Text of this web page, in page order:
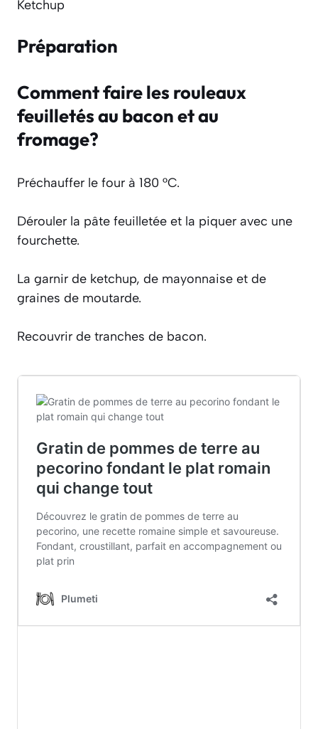
Ketchup
Préparation
Comment faire les rouleaux
feuilletés au bacon et au
fromage?
Préchauffer le four à 180 °C.
Dérouler la pâte feuilletée et la piquer avec une
fourchette.
La garnir de ketchup, de mayonnaise et de
graines de moutarde.
Recouvrir de tranches de bacon.